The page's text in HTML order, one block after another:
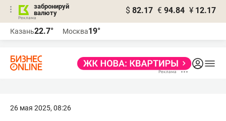
забронируй
валюту
$ 82.17 € 94.84 ¥ 12.17
Казань22.7° Москва19°
26 мая 2025, 08:26